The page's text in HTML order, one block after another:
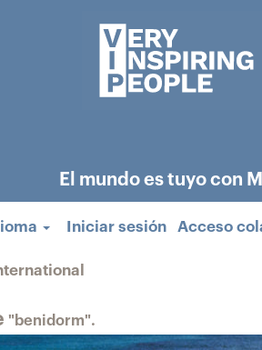
El mundo es tuyo con
Iniciar sesión Acceso
"benidorm".